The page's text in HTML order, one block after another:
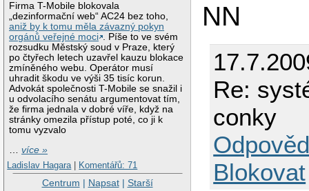
Firma T-Mobile blokovala
„dezinformační web“ AC24 bez toho,
aniž by k tomu měla závazný pokyn
orgánů veřejné moci . Píše to ve svém
rozsudku Městský soud v Praze, který
po čtyřech letech uzavřel kauzu blokace
zmíněného webu. Operátor musí
uhradit škodu ve výši 35 tisíc korun.
Advokát společnosti T-Mobile se snažil i
u odvolacího senátu argumentovat tím,
že firma jednala v dobré víře, když na
stránky omezila přístup poté, co ji k
tomu vyzvalo
…více »
Ladislav Hagara | Komentářů: 71
Centrum | Napsat| Starší
NN
Re:
conky
Blokovat